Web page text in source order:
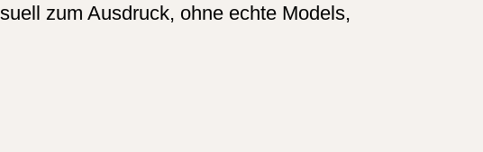
zum Ausdruck, ohne echte Models,